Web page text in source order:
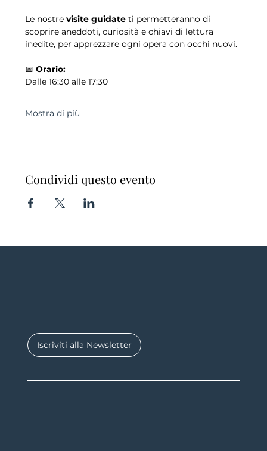
Le nostre visite guidate ti permetteranno di
scoprire aneddoti, curiosità e chiavi di lettura
inedite, per apprezzare ogni opera con occhi nuovi.
📅 Orario:
Dalle 16:30 alle 17:30
Mostra di più
Condividi questo evento
Iscriviti alla Newsletter